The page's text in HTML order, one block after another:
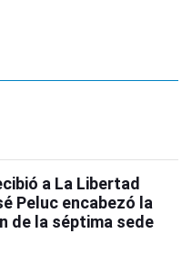
a La Libertad
Peluc encabezó la
de la séptima sede